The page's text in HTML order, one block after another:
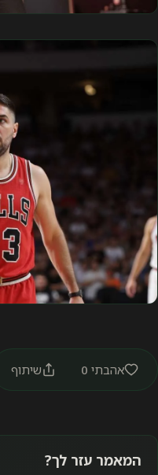
אהבתי 0 שיתוף
המאמר עזר לך?